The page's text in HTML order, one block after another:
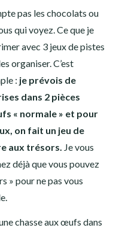
pas les chocolats ou
qui voyez. Ce que je
avec 3 jeux de pistes
organiser. C’est
: je prévois de
dans 2 pièces
« normale » et pour
on fait un jeu de
aux trésors. Je vous
déjà que vous pouvez
» pour ne pas vous
chasse aux œufs dans